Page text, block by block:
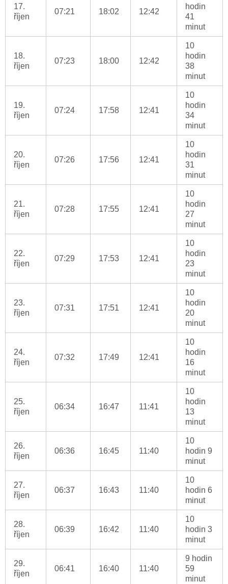
17.
říjen
07:21 18:02 12:42
hodin
41
minut
18.
říjen
07:23 18:00 12:42
10
hodin
38
minut
19.
říjen
07:24 17:58 12:41
10
hodin
34
minut
20.
říjen
07:26 17:56 12:41
10
hodin
31
minut
21.
říjen
07:28 17:55 12:41
10
hodin
27
minut
22.
říjen
07:29 17:53 12:41
10
hodin
23
minut
23.
říjen
07:31 17:51 12:41
10
hodin
20
minut
24.
říjen
07:32 17:49 12:41
10
hodin
16
minut
25.
říjen
06:34 16:47 11:41
10
hodin
13
minut
26.
říjen
06:36 16:45 11:40
10
hodin 9
minut
27.
říjen
06:37 16:43 11:40
10
hodin 6
minut
28.
říjen
06:39 16:42 11:40
10
hodin 3
minut
29.
říjen
06:41 16:40 11:40
9 hodin
59
minut